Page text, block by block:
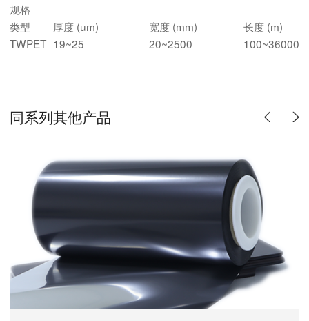
规格
类型
厚度 (um) 宽度 (mm)
长度 (m)
TWPET 19~25 20~2500 100~36000
同系列其他产品